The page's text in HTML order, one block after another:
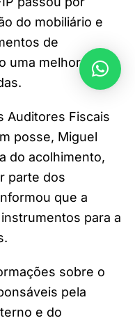
do mobiliário e
de
uma melhor
Auditores Fiscais
posse, Miguel
do acolhimento,
parte dos
que a
para a
sobre o
pela
e do